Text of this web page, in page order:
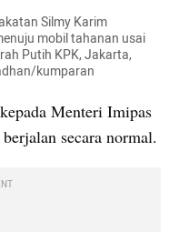
Silmy Karim
mobil tahanan usai
Putih KPK, Jakarta,
kumparan
Menteri Imipas
secara normal.